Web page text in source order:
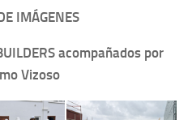
IMÁGENES
acompañados por
Vizoso